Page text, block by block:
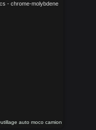
- chrome-molybdene
auto moco camion